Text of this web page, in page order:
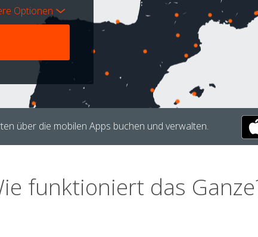
Optionen
über die mobilen Apps buchen und verwalten.
funktioniert das